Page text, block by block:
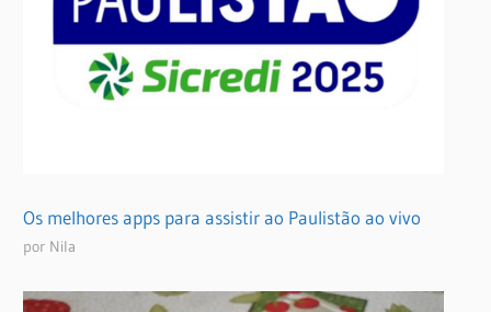
Os melhores apps para assistir ao Paulistão ao vivo
por Nila